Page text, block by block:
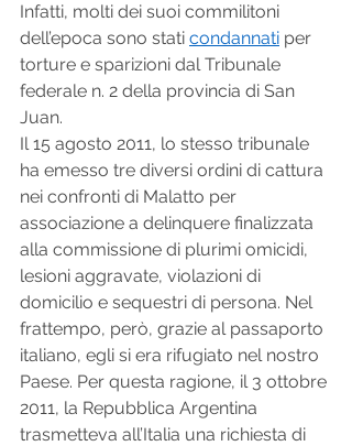
Infatti, molti dei suoi commilitoni
dell’epoca sono stati condannati per
torture e sparizioni dal Tribunale
federale n. 2 della provincia di San
Juan.
Il 15 agosto 2011, lo stesso tribunale
ha emesso tre diversi ordini di cattura
nei confronti di Malatto per
associazione a delinquere finalizzata
alla commissione di plurimi omicidi,
lesioni aggravate, violazioni di
domicilio e sequestri di persona. Nel
frattempo, però, grazie al passaporto
italiano, egli si era rifugiato nel nostro
Paese. Per questa ragione, il 3 ottobre
2011, la Repubblica Argentina
trasmetteva all’Italia una richiesta di